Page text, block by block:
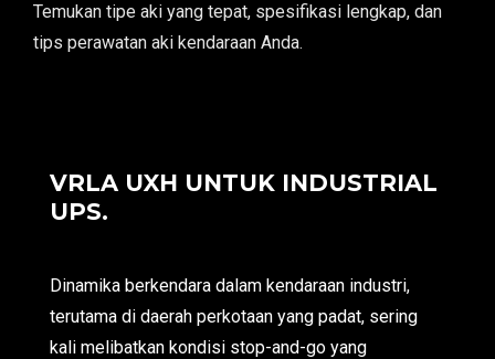
Temukan tipe aki yang tepat, spesifikasi lengkap, dan
tips perawatan aki kendaraan Anda.
VRLA UXH UNTUK INDUSTRIAL
UPS.
Dinamika berkendara dalam kendaraan industri,
terutama di daerah perkotaan yang padat, sering
kali melibatkan kondisi stop-and-go yang